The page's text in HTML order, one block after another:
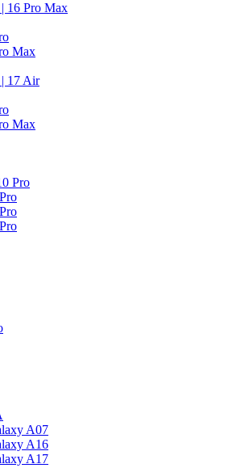
16 Pro Max
Max
| 17 Air
Max
Pro
A07
A16
A17